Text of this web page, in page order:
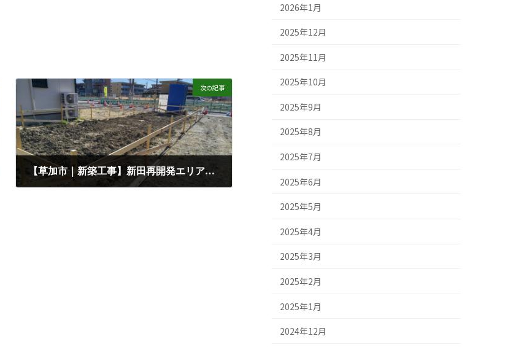
次の記事
【草加市｜新築工事】新田再開発エリア ～基礎工事
2026年1月
2025年12月
2025年11月
2025年10月
2025年9月
2025年8月
2025年7月
2025年6月
2025年5月
2025年4月
2025年3月
2025年2月
2025年1月
2024年12月